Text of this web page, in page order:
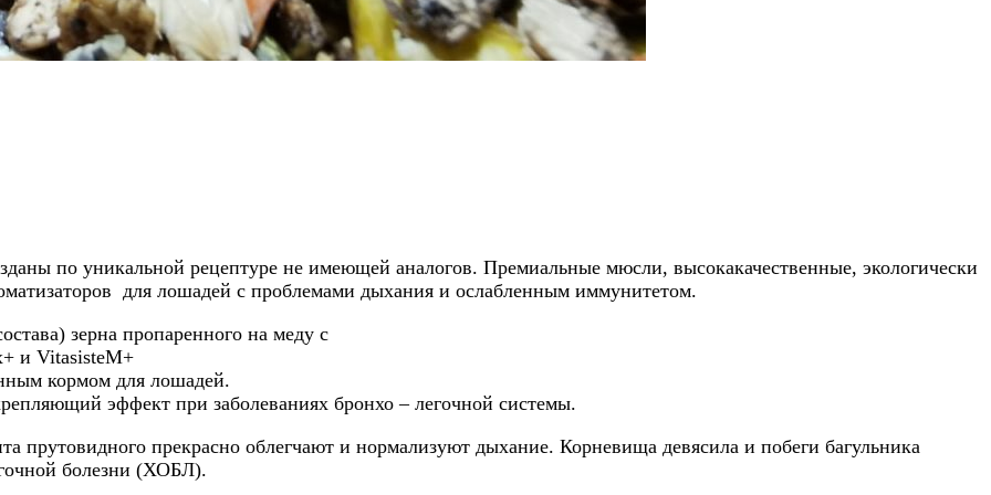
по уникальной рецептуре не имеющей аналогов. Премиальные мюсли, высокакачественные, экологически
для лошадей с проблемами дыхания и ослабленным иммунитетом.
зерна пропаренного на меду с
и VitasisteM+
кормом для лошадей.
эффект при заболеваниях бронхо – легочной системы.
прутовидного прекрасно облегчают и нормализуют дыхание. Корневища девясила и побеги багульника
болезни (ХОБЛ).